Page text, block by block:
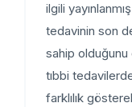
ilgili
tedavinin
sahip
tıbbi
farklılık